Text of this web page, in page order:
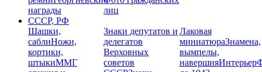
награды
лиц
СССР, РФ
Шашки,
саблиНожи,
кортики,
штыкиММГ
Знаки депутатов и
делегатов
Верховных
советов
Лаковая
миниатюраЗнамена,
вымпелы,
навершияИнтерьер